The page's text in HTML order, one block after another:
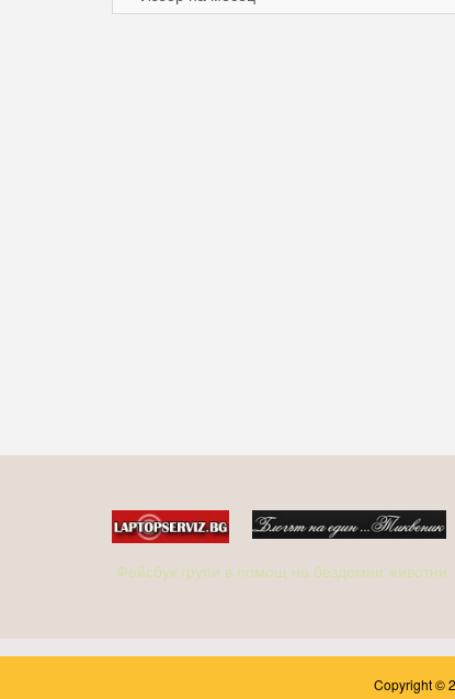
Фейсбук групи в помощ на бездомни животни
Copyright ©